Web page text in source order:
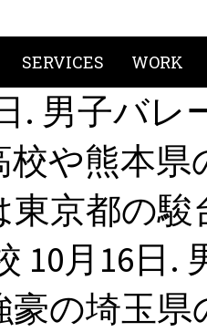
SERVICES WORK
. 男子バ
校や熊本
東京都の
10月16日.
豪の埼玉